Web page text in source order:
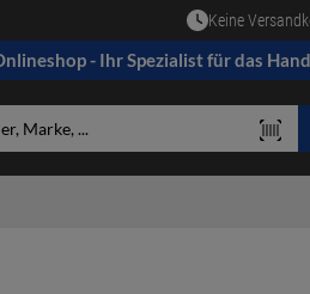
Keine
- Ihr Spezialist für das